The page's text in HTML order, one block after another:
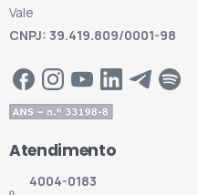
Vale
CNPJ: 39.419.809/0001-98
Atendimento
4004-0183